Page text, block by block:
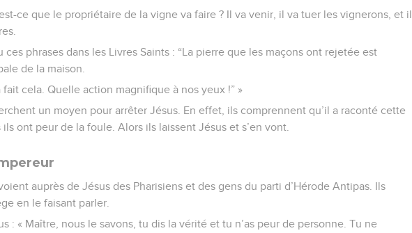
ce que le propriétaire de la vigne va faire ? Il va venir, il va tuer les vignerons, et il
ces phrases dans les Livres Saints : “La pierre que les maçons ont rejetée est
de la maison.
fait cela. Quelle action magnifique à nos yeux !” »
un moyen pour arrêter Jésus. En effet, ils comprennent qu’il a raconté cette
ont peur de la foule. Alors ils laissent Jésus et s’en vont.
auprès de Jésus des Pharisiens et des gens du parti d’Hérode Antipas. Ils
en le faisant parler.
: « Maître, nous le savons, tu dis la vérité et tu n’as peur de personne. Tu ne